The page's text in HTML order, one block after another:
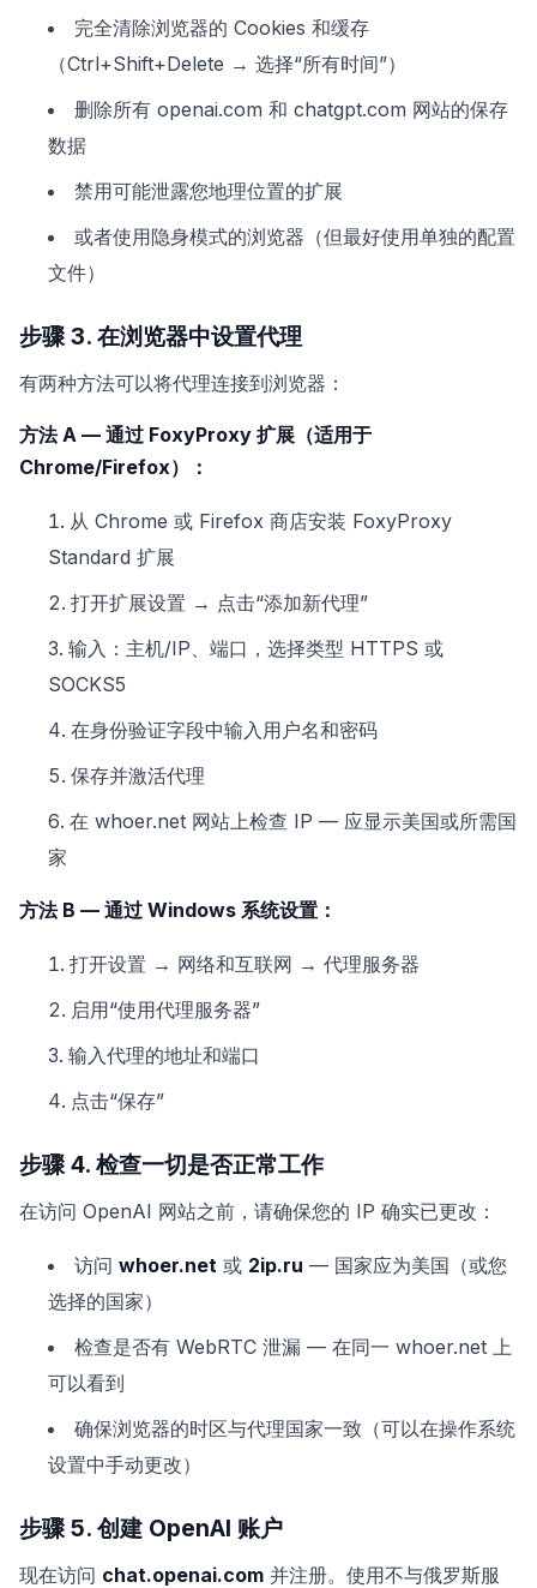
完全清除浏览器的 Cookies 和缓存
（Ctrl+Shift+Delete → 选择“所有时间”）
删除所有 openai.com 和 chatgpt.com 网站的保存
数据
禁用可能泄露您地理位置的扩展
或者使用隐身模式的浏览器（但最好使用单独的配置
文件）
步骤 3. 在浏览器中设置代理
有两种方法可以将代理连接到浏览器：
方法 A — 通过 FoxyProxy 扩展（适用于
Chrome/Firefox）：
从 Chrome 或 Firefox 商店安装 FoxyProxy
Standard 扩展
打开扩展设置 → 点击“添加新代理”
输入：主机/IP、端口，选择类型 HTTPS 或
SOCKS5
在身份验证字段中输入用户名和密码
保存并激活代理
在 whoer.net 网站上检查 IP — 应显示美国或所需国
家
方法 B — 通过 Windows 系统设置：
打开设置 → 网络和互联网 → 代理服务器
启用“使用代理服务器”
输入代理的地址和端口
点击“保存”
步骤 4. 检查一切是否正常工作
在访问 OpenAI 网站之前，请确保您的 IP 确实已更改：
访问 whoer.net 或 2ip.ru — 国家应为美国（或您
选择的国家）
检查是否有 WebRTC 泄漏 — 在同一 whoer.net 上
可以看到
确保浏览器的时区与代理国家一致（可以在操作系统
设置中手动更改）
步骤 5. 创建 OpenAI 账户
现在访问 chat.openai.com 并注册。使用不与俄罗斯服